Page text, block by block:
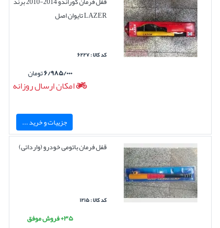
LAZER تایوان اصل
کد کالا : ۶۲۲۷
۶/۹۸۵/۰۰۰تومان
امکان ارسال روزانه
جزییات و خرید ...
قفل فرمان باتومی خودرو (وارداتی)
کد کالا : ۱۲۱۵
۳۵+ فروش موفق